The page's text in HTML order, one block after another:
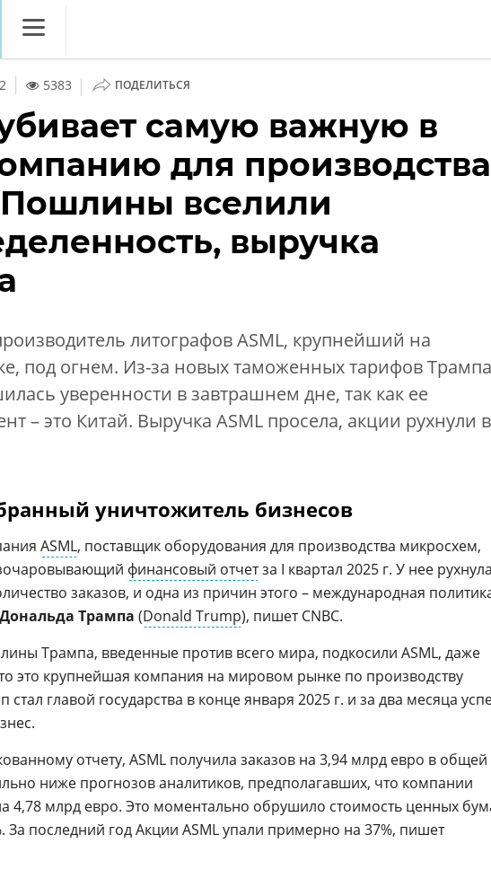
Аналитика
Конференции
Маркет
Техника
ТВ
5383 | ПОДЕЛИТЬСЯ
самую важную в
для производства
вселили
выручка
литографов ASML, крупнейший на
под огнем. Из-за новых таможенных тарифов Трампа
уверенности в завтрашнем дне, так как ее
– это Китай. Выручка ASML просела, акции рухнули в
уничтожитель бизнесов
ASML, поставщик оборудования для производства микросхем,
финансовый отчетза I квартал 2025 г. У нее
заказов, и одна из причин этого – международная
Дональда Трампа (Donald Trump), пишет CNBC.
Трампа, введенные против всего мира, подкосили ASML, даже
это крупнейшая компания на мировом рынке по производству
стал главой государства в конце января 2025 г. и за два месяца
отчету, ASML получила заказов на 3,94 млрд евро в общей
ниже прогнозов аналитиков, предполагавших, что компании
4,78 млрд евро. Это моментально обрушило стоимость ценных
За последний год Акции ASML упали примерно на 37%, пишет